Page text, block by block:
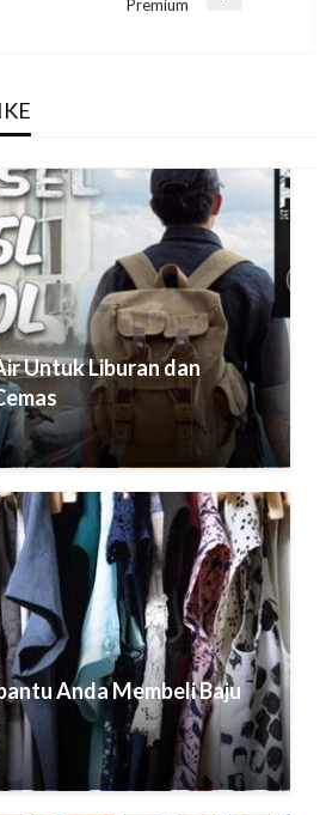
Premium
Untuk Liburan dan
Anda Membeli Baju